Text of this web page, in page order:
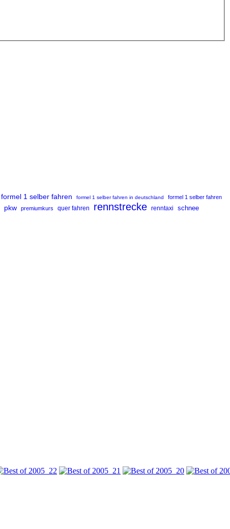
formel 1 selber fahren formel 1 selber fahren in deutschland
formel 1 selber fahren
pkw premiumkurs quer fahren rennstrecke renntaxi schnee